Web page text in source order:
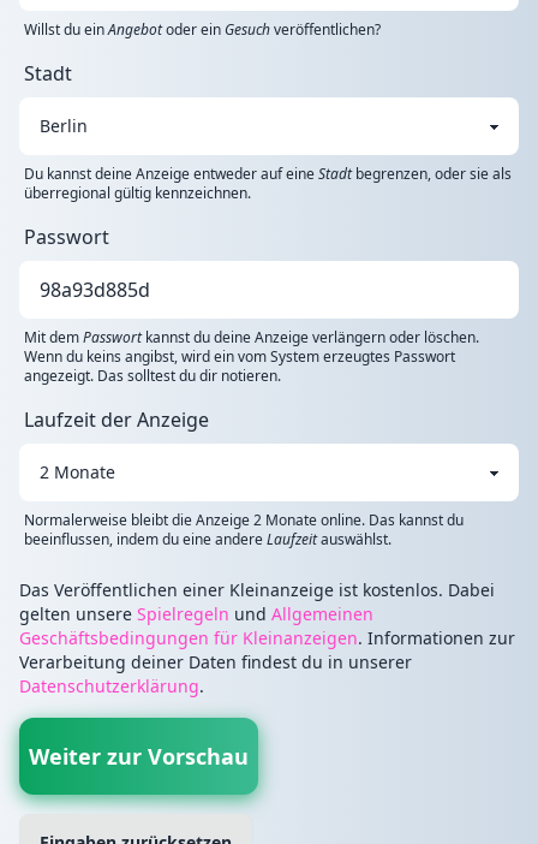
Willst du einAngebotoder einGesuchveröffentlichen?
Stadt
Du kannst deine Anzeige entweder auf eineStadtbegrenzen, oder sie als
überregional gültig kennzeichnen.
Passwort
Mit demPasswortkannst du deine Anzeige verlängern oder löschen.
Wenn du keins angibst, wird ein vom System erzeugtes Passwort
angezeigt. Das solltest du dir notieren.
Laufzeit der Anzeige
Normalerweise bleibt die Anzeige 2 Monate online. Das kannst du
beeinflussen, indem du eine andereLaufzeitauswählst.
Das Veröffentlichen einer Kleinanzeige ist kostenlos. Dabei
gelten unsere Spielregeln und Allgemeinen
Geschäftsbedingungen für Kleinanzeigen. Informationen zur
Verarbeitung deiner Daten findest du in unserer
Datenschutzerklärung.